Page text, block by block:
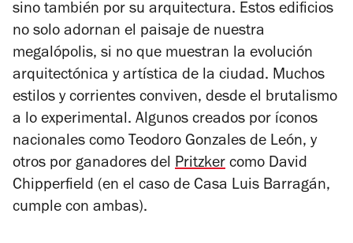
sino también por su arquitectura. Estos edificios
no solo adornan el paisaje de nuestra
megalópolis, si no que muestran la evolución
arquitectónica y artística de la ciudad. Muchos
estilos y corrientes conviven, desde el brutalismo
a lo experimental. Algunos creados por íconos
nacionales como Teodoro Gonzales de León, y
otros por ganadores del Pritzker como David
Chipperfield (en el caso de Casa Luis Barragán,
cumple con ambas).